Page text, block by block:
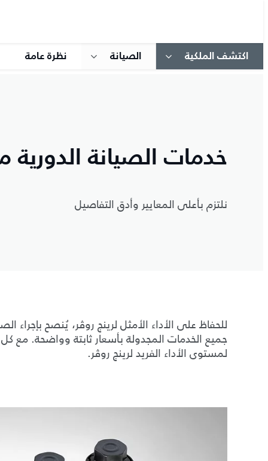
اكتشف الملكية الصيانة نظرة عامة
خدمات الصيانة الدورية
نلتزم بأعلى المعايير وأدق التفاصيل
جميع الخدمات المجدولة بأسعار ثابتة وواضحة. مع
لمستوى الأداء الفريد لرينج روڤر.